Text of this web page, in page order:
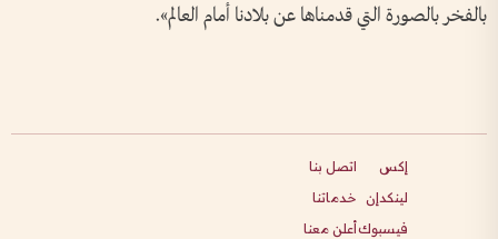
بالفخر بالصورة التي قدمناها عن بلادنا أمام العالم».
إكس
لينكدإن
فيسبوك
اتصل بنا
خدماتنا
أعلن معنا